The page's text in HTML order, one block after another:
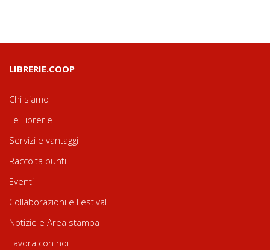
LIBRERIE.COOP
Chi siamo
Le Librerie
Servizi e vantaggi
Raccolta punti
Eventi
Collaborazioni e Festival
Notizie e Area stampa
Lavora con noi